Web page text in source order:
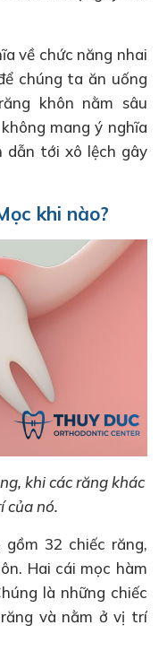
về chức năng nhai
chúng ta ăn uống
khôn nằm sâu
mang ý nghĩa
dẫn tới xô lệch gây
khi nào?
khi các răng khác
của nó.
32 chiếc răng,
Hai cái mọc hàm
là những chiếc
và nằm ở vị trí